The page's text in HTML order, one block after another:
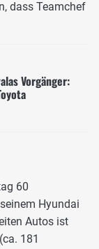
dass Teamchef
Vorgänger:
60
Hyundai
Autos ist
181